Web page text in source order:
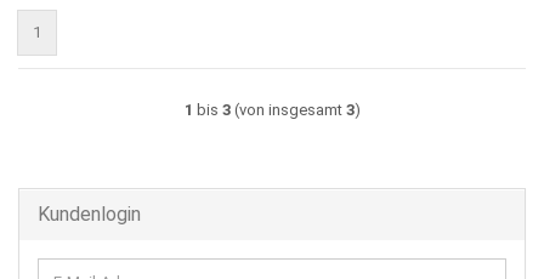
1
1 bis 3(von insgesamt 3)
Kundenlogin